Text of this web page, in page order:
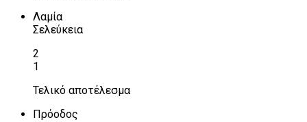
Λαμία
Σελεύκεια
2
1
Τελικό αποτέλεσμα
Πρόοδος